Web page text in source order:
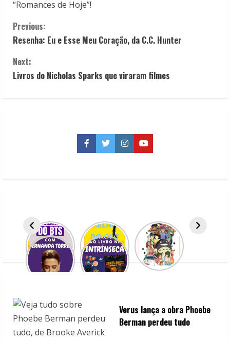
“Romances de Hoje”!
C
o
n
n
g
Previous:
Resenha: Eu e Esse Meu Coração, da C.C. Hunter
Next:
Livros do Nicholas Sparks que viraram filmes
Facebook
TwitterInstagramYouTube
Verus lança a obra Phoebe
Berman perdeu tudo